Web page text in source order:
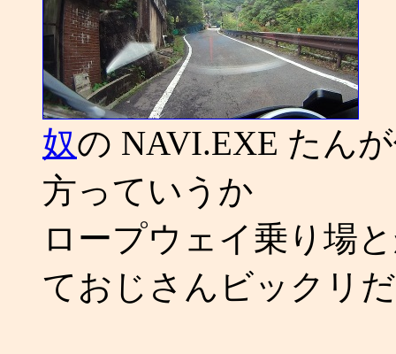
奴の NAVI.EXE たん
方っていうか
ロープウェイ乗り場
ておじさんビックリ